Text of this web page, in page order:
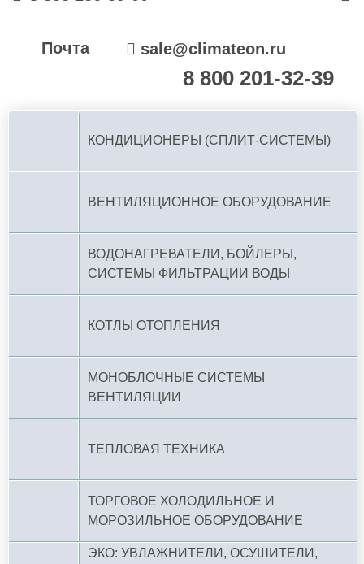
Почта sale@climateon.ru
8 800 201-32-39
КОНДИЦИОНЕРЫ (СПЛИТ-СИСТЕМЫ)
ВЕНТИЛЯЦИОННОЕ ОБОРУДОВАНИЕ
ВОДОНАГРЕВАТЕЛИ, БОЙЛЕРЫ,
СИСТЕМЫ ФИЛЬТРАЦИИ ВОДЫ
КОТЛЫ ОТОПЛЕНИЯ
МОНОБЛОЧНЫЕ СИСТЕМЫ
ВЕНТИЛЯЦИИ
ТЕПЛОВАЯ ТЕХНИКА
ТОРГОВОЕ ХОЛОДИЛЬНОЕ И
МОРОЗИЛЬНОЕ ОБОРУДОВАНИЕ
ЭКО: УВЛАЖНИТЕЛИ, ОСУШИТЕЛИ,